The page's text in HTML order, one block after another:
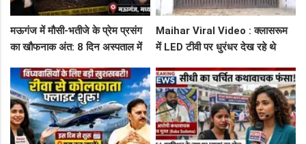
मऊगंज में मौसी-भतीजे के प्रेम प्रसंग
का खौफनाक अंत: 8 दिन अस्पताल में
आरोप!
Maihar Viral Video : क्लासरूम
में LED टीवी पर धुरंधर देख रहे थे
शिकायत